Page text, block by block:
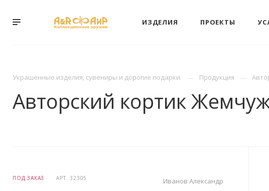
ИЗДЕЛИЯ ПРОЕКТЫ
Украшенные изделия, сувениры и дорогие подарки. Продукция
Авторский кортик
ПОД ЗАКАЗ АРТ.32305 Иванов Александр